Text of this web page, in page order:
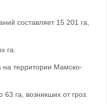
составляет 15 201 га,
га.
на территории Мамско-
га, возникших от гроз.